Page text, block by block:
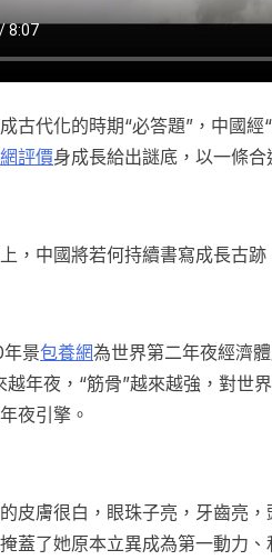
古代化的時期“必答題”，中國
評價身成長給出謎底，以一條
，中國將若何持續書寫成長古
年景包養網為世界第二年夜經濟
越年夜，“筋骨”越來越強，對世
夜引擎。
皮膚很白，眼珠子亮，牙齒亮
蓋了她原本立異成為第一動力